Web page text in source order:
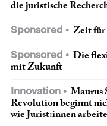
die juristische
Sponsored Zeit für
Sponsored
Die
mit Zukunft
Innovation
Maurus
Revolution beginnt
wie Jurist:innen